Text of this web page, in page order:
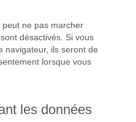
ne pas marcher
désactivés. Si vous
navigateur, ils seront de
lorsque vous
les données